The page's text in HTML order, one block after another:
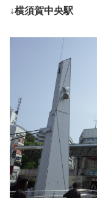
↓横須賀中央駅